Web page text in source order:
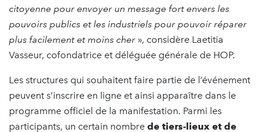
citoyenne pour envoyer un message fort envers les
pouvoirs publics et les industriels pour pouvoir réparer
plus facilement et moins cher », considère Laetitia
Vasseur, cofondatrice et déléguée générale de HOP.
Les structures qui souhaitent faire partie de l’événement
peuvent s’inscrire en ligne et ainsi apparaître dans le
programme officiel de la manifestation. Parmi les
participants, un certain nombre de tiers-lieux et de